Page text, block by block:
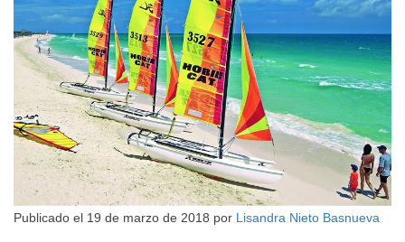
Publicado el 19 de marzo de 2018 por Lisandra Nieto Basnueva